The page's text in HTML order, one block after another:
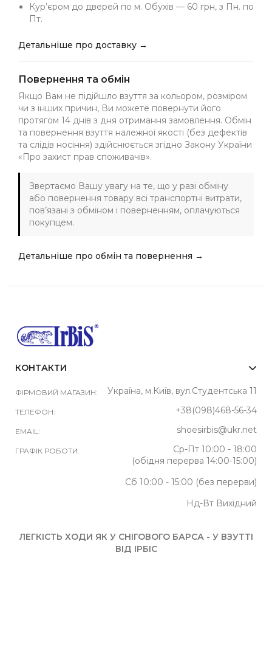
Кур’єром до дверей по м. Обухів — 60 грн, з Пн. по
Пт.
Детальніше про доставку →
Повернення та обмін
Якщо Вам не підійшло взуття за кольором, розміром
чи з інших причин, Ви можете повернути його
протягом 14 днів з дня отримання замовлення. Обмін
та повернення взуття належної якості (без дефектів
та слідів носіння) здійснюється згідно Закону України
«Про захист прав споживачів».
Звертаємо Вашу увагу на те, що у разі обміну
або повернення товару всі транспортні витрати,
пов’язані з обміном і поверненням, оплачуються
покупцем.
Детальніше про обмін та повернення →
КОНТАКТИ
ФІРМОВИЙ МАГАЗИН: Україна, м.Київ, вул.Студентська 11
ТЕЛЕФОН: +38(098)468-56-34
EMAIL: shoesirbis@ukr.net
ГРАФІК РОБОТИ:
Ср-Пт 10:00 - 18:00
(обідня перерва 14:00-15:00)
Сб 10:00 - 15:00 (без перерви)
Нд-Вт Вихідний
ЛЕГКІСТЬ ХОДИ ЯК У СНІГОВОГО БАРСА - У ВЗУТТІ
ВІД ІРБІС